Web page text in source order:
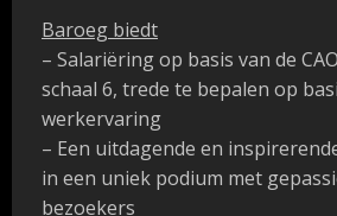
Baroeg biedt
– Salariëring op basis van de
schaal 6, trede te bepalen op
werkervaring
– Een uitdagende en
in een uniek podium met
bezoekers